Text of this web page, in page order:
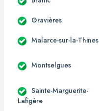
Gravières
Malarce-sur-la-Thines
Montselgues
Sainte-Marguerite-
Lafigère